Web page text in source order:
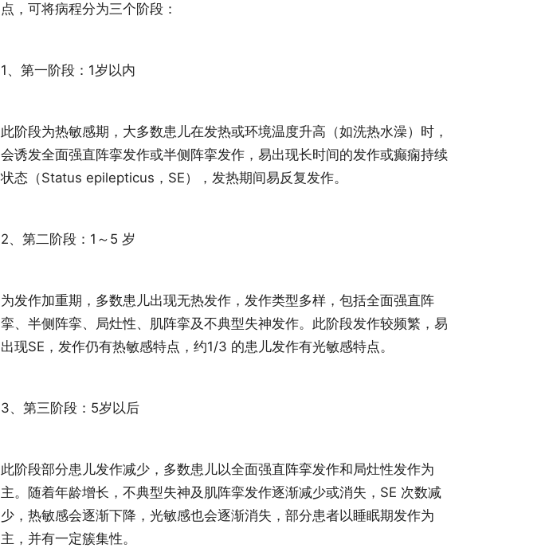
点，可将病程分为三个阶段：
1、第一阶段：1岁以内
此阶段为热敏感期，大多数患儿在发热或环境温度升高（如洗热水澡）时，
会诱发全面强直阵挛发作或半侧阵挛发作，易出现长时间的发作或癫痫持续
状态（Status epilepticus，SE），发热期间易反复发作。
2、第二阶段：1～5 岁
为发作加重期，多数患儿出现无热发作，发作类型多样，包括全面强直阵
挛、半侧阵挛、局灶性、肌阵挛及不典型失神发作。此阶段发作较频繁，易
出现SE，发作仍有热敏感特点，约1/3 的患儿发作有光敏感特点。
3、第三阶段：5岁以后
此阶段部分患儿发作减少，多数患儿以全面强直阵挛发作和局灶性发作为
主。随着年龄增长，不典型失神及肌阵挛发作逐渐减少或消失，SE 次数减
少，热敏感会逐渐下降，光敏感也会逐渐消失，部分患者以睡眠期发作为
主，并有一定簇集性。